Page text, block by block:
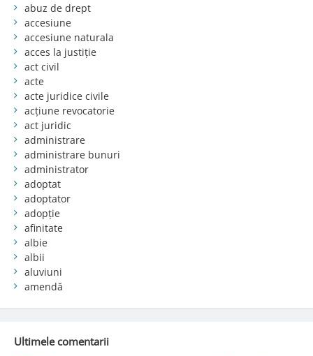
abuz de drept
accesiune
accesiune naturala
acces la justiție
act civil
acte
acte juridice civile
acțiune revocatorie
act juridic
administrare
administrare bunuri
administrator
adoptat
adoptator
adopție
afinitate
albie
albii
aluviuni
amendă
Ultimele comentarii